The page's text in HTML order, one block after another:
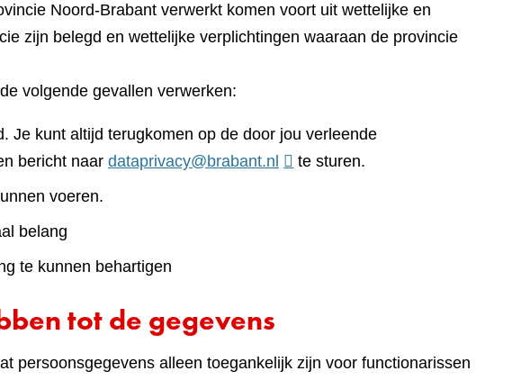
Noord-Brabant verwerkt komen voort uit wettelijke en
zijn belegd en wettelijke verplichtingen waaraan de provincie
volgende gevallen verwerken:
Je kunt altijd terugkomen op de door jou verleende
bericht naar dataprivacy@brabant.nl
te sturen.
voeren.
belang
te kunnen behartigen
tot de gegevens
persoonsgegevens alleen toegankelijk zijn voor functionarissen